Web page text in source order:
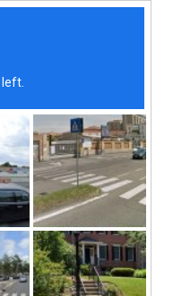
机前需要
个机械设备吗？该设备
，由于是机械设备，所
多，尤其是安全问题，